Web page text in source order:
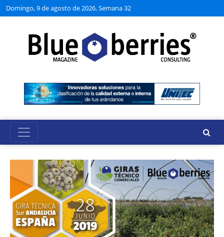
Domingo, 9 de agosto de 2026, Semana 32